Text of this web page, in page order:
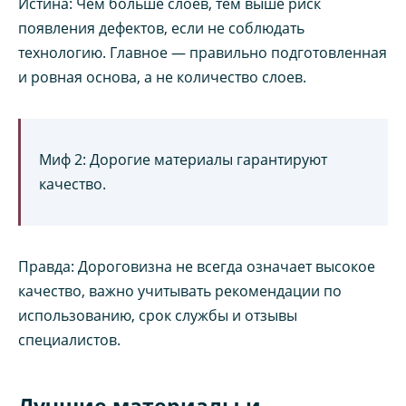
появления дефектов, если не соблюдать
технологию. Главное — правильно подготовленная
и ровная основа, а не количество слоев.
Миф 2: Дорогие материалы гарантируют
качество.
Правда: Дороговизна не всегда означает высокое
качество, важно учитывать рекомендации по
использованию, срок службы и отзывы
специалистов.